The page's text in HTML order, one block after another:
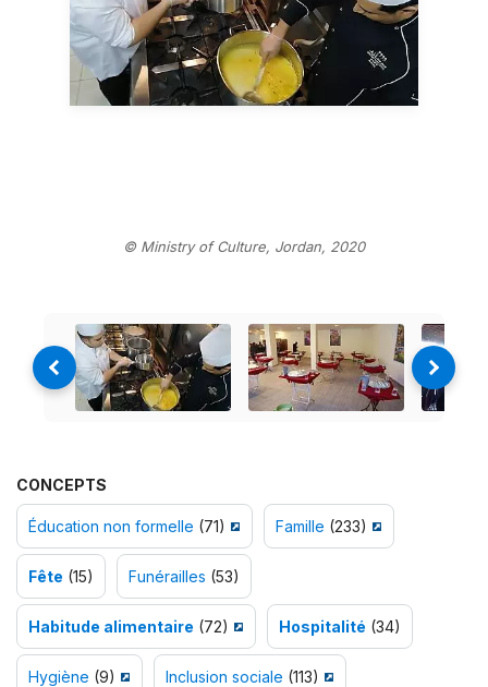
© Ministry of Culture, Jordan, 2020
CONCEPTS
Éducation non formelle (71) Famille (233)
Fête (15) Funérailles (53)
Habitude alimentaire (72) Hospitalité (34)
Hygiène (9) Inclusion sociale (113)